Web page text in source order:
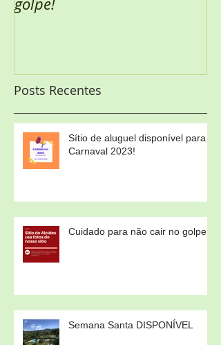
golpe!
Posts Recentes
Sítio de aluguel disponível para
Carnaval 2023!
Cuidado para não cair no golpe!
Semana Santa DISPONÍVEL